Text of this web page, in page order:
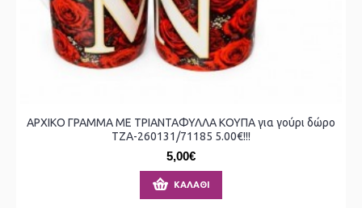
ΑΡΧΙΚΟ ΓΡΑΜΜΑ ΜΕ ΤΡΙΑΝΤΑΦΥΛΛΑ ΚΟΥΠΑ για γούρι δώρο
ΤΖΑ-260131/71185 5.00€!!!
5,00€
ΚΑΛΆΘΙ